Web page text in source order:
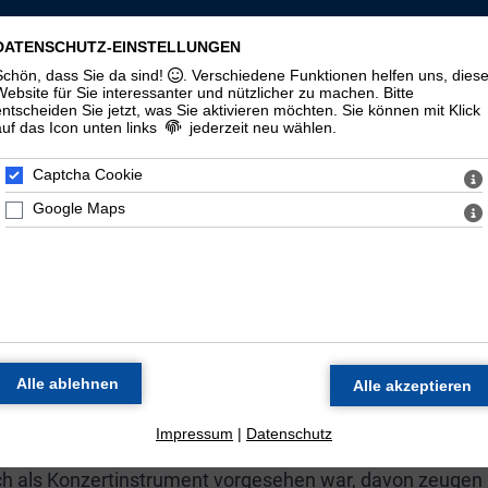
ST. MAURITIUS ZU HALLE
Veranstaltungen Materialien Halloren
Geschichte
ORGEL DER
Wilhelm Sauer in Frankfurt (Oder) als Opus 1307
Orgelbaus dar.
Günther Ramin galt das Instrument
Neben dem Einsatz des Instruments in den
statt.
als Konzertinstrument vorgesehen war, davon zeugen
EINSTELLUNGEN
dass Sie da sind!
. Verschiedene Funktionen helfen uns, diese
für Sie interessanter und nützlicher zu machen.
Bitte
Sie jetzt, was Sie aktivieren möchten. Sie können mit Klick
das Icon unten links
jederzeit neu wählen.
Captcha Cookie
Google Maps
Impressum | Datenschutz